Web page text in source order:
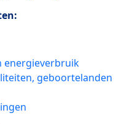
energieverbruik
geboortelanden